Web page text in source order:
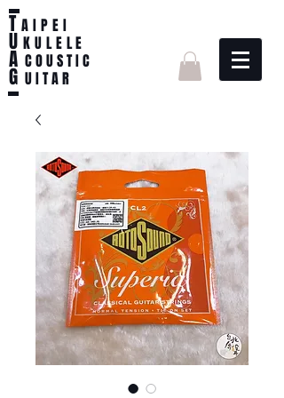
TAIPEI
UKULELE
A C O U S T I C
G U I T A R